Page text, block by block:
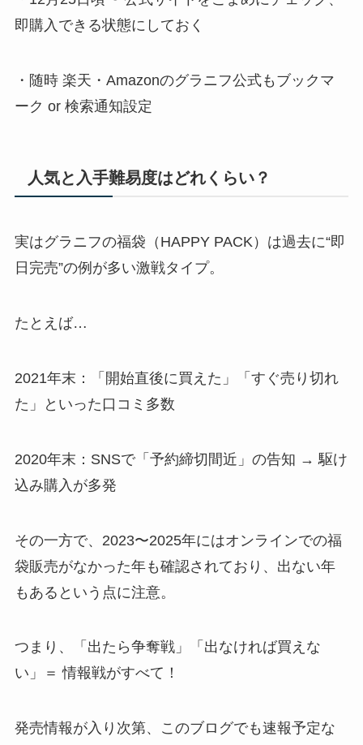
即購入できる状態にしておく
・随時 楽天・Amazonのグラニフ公式もブックマ
ーク or 検索通知設定
人気と入手難易度はどれくらい？
実はグラニフの福袋（HAPPY PACK）は過去に“即
日完売”の例が多い激戦タイプ。
たとえば…
2021年末：「開始直後に買えた」「すぐ売り切れ
た」といった口コミ多数
2020年末：SNSで「予約締切間近」の告知 → 駆け
込み購入が多発
その一方で、2023〜2025年にはオンラインでの福
袋販売がなかった年も確認されており、出ない年
もあるという点に注意。
つまり、「出たら争奪戦」「出なければ買えな
い」＝ 情報戦がすべて！
発売情報が入り次第、このブログでも速報予定な